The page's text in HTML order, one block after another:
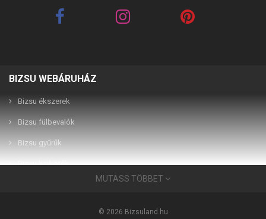
Best Friends barna 2in1
2,990 Ft
BIZSU WEBÁRUHÁZ
Bizsu ékszerek
Bizsu fülbevalók
Bizsu gyűrűk
Bizsu karkötők
MUTASS TÖBBET
© 2026 Bizsuland.hu